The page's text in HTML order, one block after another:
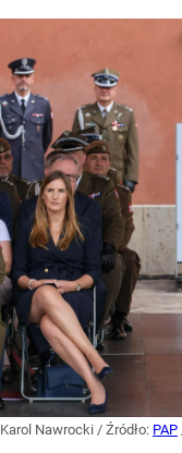
Karol Nawrocki / Źródło: PAP